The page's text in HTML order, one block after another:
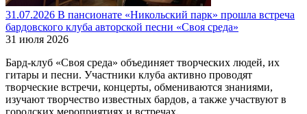
31.07.2026 В пансионате «Никольский парк» прошла встреча
бардовского клуба авторской песни «Своя среда»
31 июля 2026
Бард-клуб «Своя среда» объединяет творческих людей, их
гитары и песни. Участники клуба активно проводят
творческие встречи, концерты, обмениваются знаниями,
изучают творчество известных бардов, а также участвуют в